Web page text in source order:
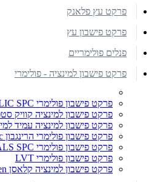
פרקט עץ פלאנק
פרקט פישבון עץ
פנלים פולימריים
פרקט פישבון למינציה - פולימרי
פרקט פישבון פולימרי REPUBLIC SPC נגד מים
פרקט פישבון למינציה קוויק
פרקט פישבון למינציה עמיד
פרקט פישבון פולימרי הרינגבון spc נגד מים
פרקט פישבון פולימרי ORIGINALS SPC נגד מים
פרקט פישבון פולימרי LVT
פרקט פישבון למינציה קלאסן Classen